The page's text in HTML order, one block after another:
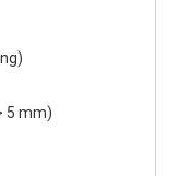
5 mm)